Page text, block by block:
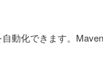
動化できます。